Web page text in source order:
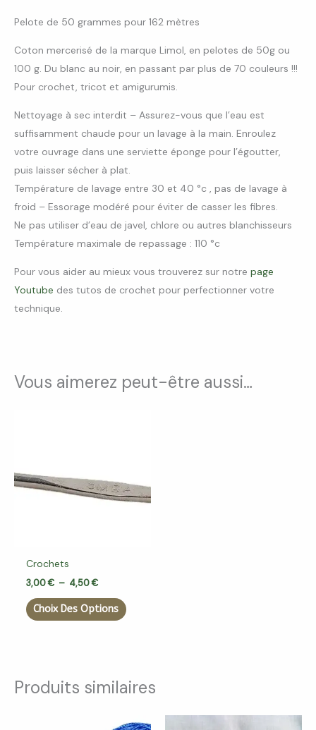
Pelote de 50 grammes pour 162 mètres
Coton mercerisé de la marque Limol, en pelotes de 50g ou
100 g. Du blanc au noir, en passant par plus de 70 couleurs !!!
Pour crochet, tricot et amigurumis.
Nettoyage à sec interdit – Assurez-vous que l’eau est
suffisamment chaude pour un lavage à la main. Enroulez
votre ouvrage dans une serviette éponge pour l’égoutter,
puis laisser sécher à plat.
Température de lavage entre 30 et 40 °c , pas de lavage à
froid – Essorage modéré pour éviter de casser les fibres.
Ne pas utiliser d’eau de javel, chlore ou autres blanchisseurs
Température maximale de repassage : 110 °c
Pour vous aider au mieux vous trouverez sur notre page
Youtube des tutos de crochet pour perfectionner votre
technique.
Vous aimerez peut-être aussi…
Crochets
3,00€ – 4,50€
Choix Des Options
variations.
sur
Produits similaires